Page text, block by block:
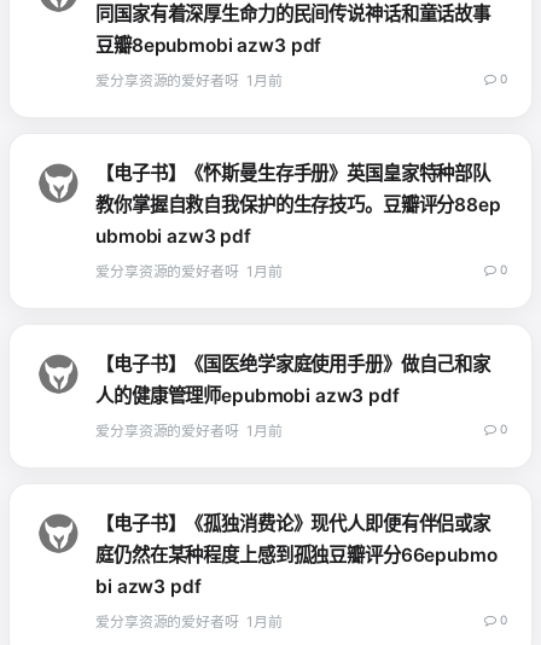
同国家有着深厚生命力的民间传说神话和童话故事
豆瓣8epubmobi azw3 pdf
爱分享资源的爱好者呀 1月前 0
【电子书】《怀斯曼生存手册》英国皇家特种部队
教你掌握自救自我保护的生存技巧。豆瓣评分88ep
ubmobi azw3 pdf
爱分享资源的爱好者呀 1月前 0
【电子书】《国医绝学家庭使用手册》做自己和家
人的健康管理师epubmobi azw3 pdf
爱分享资源的爱好者呀 1月前 0
【电子书】《孤独消费论》现代人即便有伴侣或家
庭仍然在某种程度上感到孤独豆瓣评分66epubmo
bi azw3 pdf
爱分享资源的爱好者呀 1月前 0